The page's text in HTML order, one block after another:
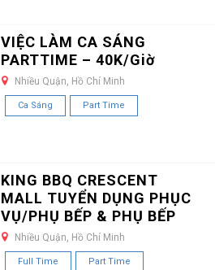
VIỆC LÀM CA SÁNG
PARTTIME – 40K/Giờ
Nhiều Quận, Hồ Chí Minh
Ca Sáng Part Time
KING BBQ CRESCENT
MALL TUYỂN DỤNG PHỤC
VỤ/PHỤ BẾP & PHỤ BẾP
Nhiều Quận, Hồ Chí Minh
Full Time Part Time